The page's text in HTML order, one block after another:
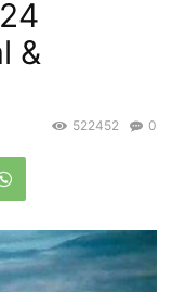
&
0
522452